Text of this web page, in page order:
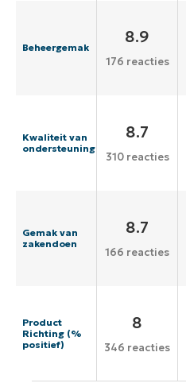
Beheergemak
8.9
176 reacties
Kwaliteit van
ondersteuning
8.7
310 reacties
Gemak van
zakendoen
8.7
166 reacties
Product
Richting (%
positief)
8
346 reacties